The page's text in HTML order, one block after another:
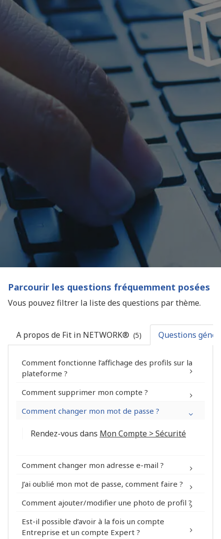
Parcourir les questions fréquemment posées
Vous pouvez filtrer la liste des questions par thème.
A propos de Fit in NETWORK® (5) Questions
Comment fonctionne l’affichage des profils sur la
plateforme ?
Comment supprimer mon compte ?
Mon Compte > Sécurité
Comment changer mon mot de passe ?
Rendez-vous dans Mon Compte > Sécurité
Comment changer mon adresse e-mail ?
Informations personnelles
J’ai oublié mon mot de passe, comment faire ?
Comment ajouter/modifier une photo de profil ?
Mon Compte >
Informations personnelles
Est-il possible d’avoir à la fois un compte
Entreprise et un compte Expert ?